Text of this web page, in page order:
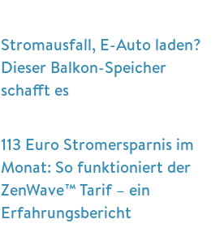
Stromausfall, E-Auto laden?
Dieser Balkon-Speicher
schafft es
113 Euro Stromersparnis im
Monat: So funktioniert der
ZenWave™ Tarif – ein
Erfahrungsbericht